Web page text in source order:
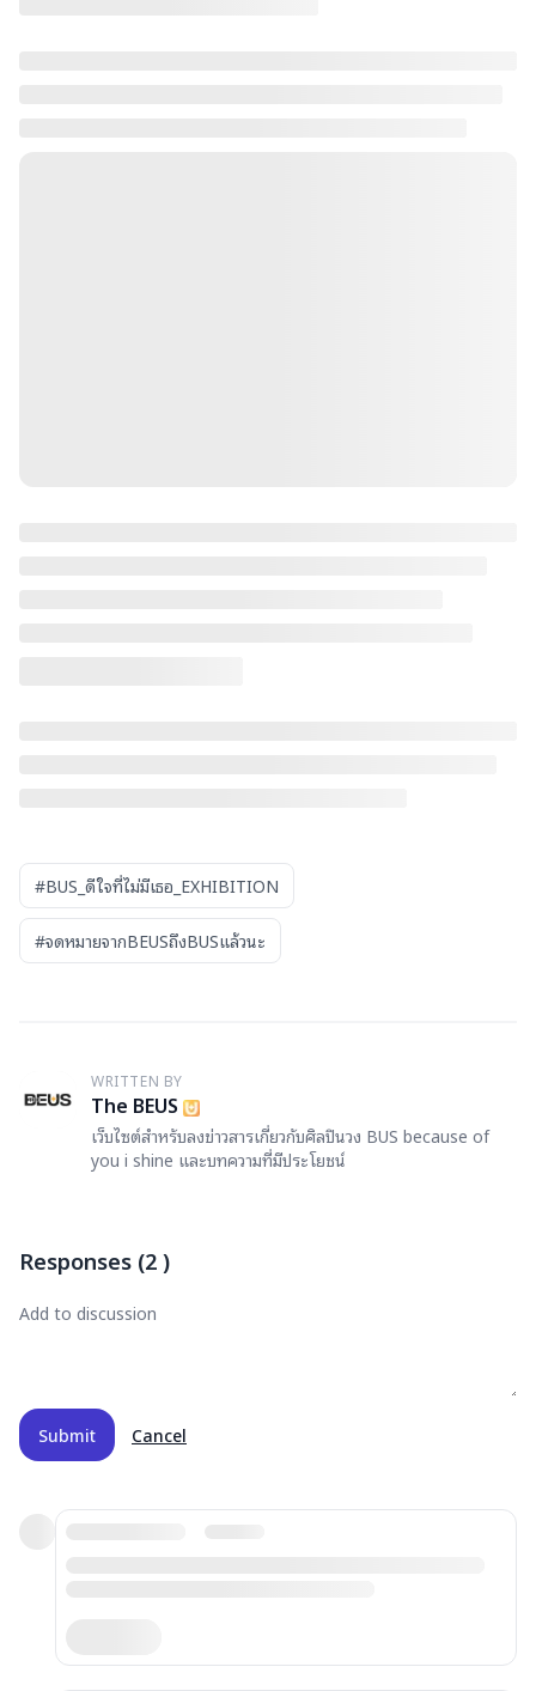
#BUS_ดีใจที่ไม่มีเธอ_EXHIBITION
#จดหมายจากBEUSถึงBUSแล้วนะ
T
WRITTEN BY
The BEUS
เว็บไซต์สำหรับลงข่าวสารเกี่ยวกับศิลปินวง BUS because of
you i shine และบทความที่มีประโยชน์
Responses (2)
Submit Cancel